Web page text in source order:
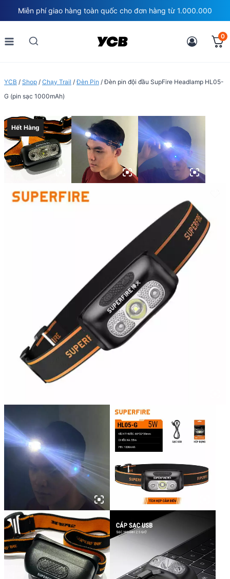
to
content
Miễn phí giao hàng toàn quốc cho đơn hàng từ 1.000.000
0
YCB / Shop / Chạy Trail /Đèn Pin /Đèn pin đội đầu SupFire Headlamp HL05-
G (pin sạc 1000mAh)
Hết Hàng